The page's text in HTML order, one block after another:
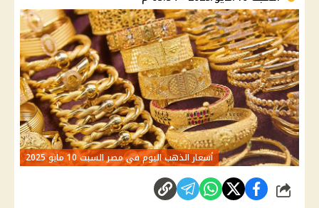
أسعار الذهب اليوم في مصر السبت 10 مايو 2025
شارك